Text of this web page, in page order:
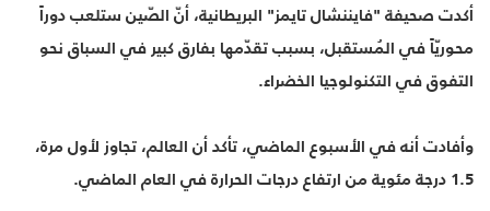
أكدت صحيفة "فايننشال تايمز" البريطانية، أنّ الصّين ستلعب دوراً
محوريّاً في المُستقبل، بسبب تقدّمها بفارق كبير في السباق نحو
التفوق في التكنولوجيا الخضراء.
وأفادت أنه في الأسبوع الماضي، تأكد أن العالم، تجاوز لأول مرة،
1.5 درجة مئوية من ارتفاع درجات الحرارة في العام الماضي.